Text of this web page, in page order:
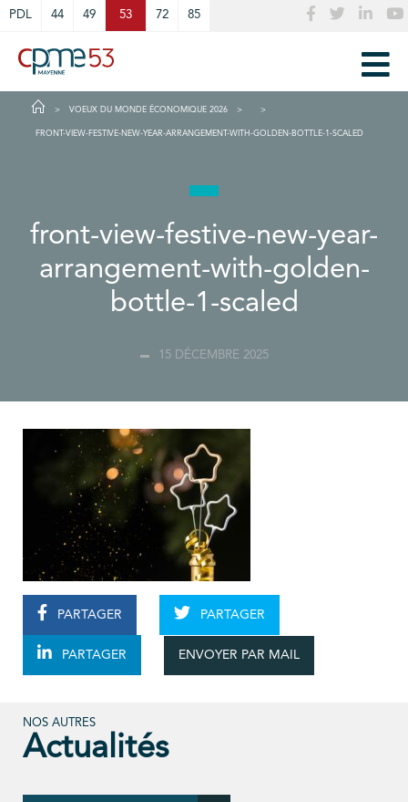
PDL 44 49 53 72 85
VOEUX DU MONDE ÉCONOMIQUE 2026
FRONT-VIEW-FESTIVE-NEW-YEAR-ARRANGEMENT-WITH-GOLDEN-BOTTLE-1-SCALED
front-view-festive-new-year-
arrangement-with-golden-
bottle-1-scaled
15 DÉCEMBRE 2025
PARTAGER PARTAGER
PARTAGER ENVOYER PAR MAIL
NOS AUTRES
Actualités
Cookies management panel